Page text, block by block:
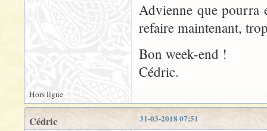
Advienne que pourra
refaire maintenant,
Bon week-end !
Cédric.
Hors ligne
31-03-2018 07:51
Cédric